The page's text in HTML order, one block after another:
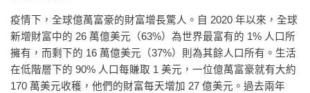
疫情下，全球億萬富豪的財富增長驚人。自 2020 年以來，全球
新增財富中的 26 萬億美元（63%）為世界最富有的 1% 人口所
擁有，而剩下的 16 萬億美元（37%）則為其餘人口所有。生活
在低階層下的 90% 人口每賺取 1 美元，一位億萬富豪就有大約
170 萬美元收穫，他們的財富每天增加 27 億美元。過去兩年